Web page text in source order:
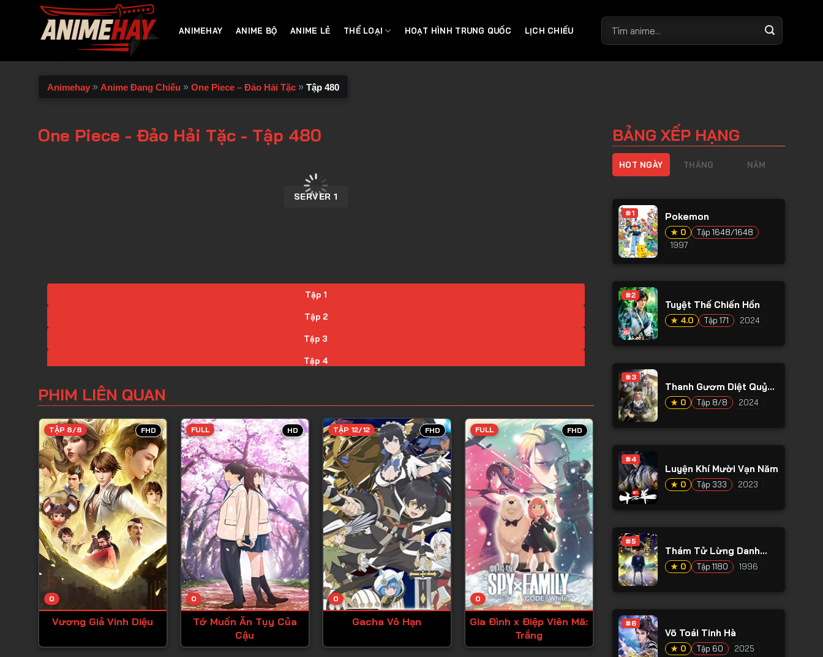
ANIMEHAY ANIME BỘ ANIME LẺ THỂ LOẠI HOẠT HÌNH TRUNG QUỐC LỊCH CHIẾU
Animehay » Anime Đang Chiếu » One Piece – Đảo Hải Tặc » Tập 480
One Piece - Đảo Hải Tặc - Tập 480
SERVER 1
Tập 1
Tập 2
Tập 3
Tập 4
Tập 6
Tập 7
Tập 8
Tập 9
Tập 10
Tập 11
Tập 12
Tập 13
Tập 14
Tập 15
Tập 17
PHIM LIÊN QUAN
FHD
0
TẬP 8/8
Vương Giả Vinh Diệu
HD
0
FULL
Tớ Muốn Ăn Tụy Của
Cậu
FHD
0
TẬP 12/12
Gacha Vô Hạn
FHD
0
FULL
Gia Đình x Điệp Viên Mã:
Trắng
BẢNG XẾP HẠNG
HOT NGÀY THÁNG NĂM
#1 Pokemon
★ 0
Tập 1648/1648
1997
#2
Tuyệt Thế Chiến Hồn
★ 4.0 Tập 171 2024
#3
Thanh Gươm Diệt Quỷ
Phần 4
★ 0 Tập 8/8 2024
#4
Luyện Khí Mười Vạn Năm
★ 0 Tập 333 2023
#5
Thám Tử Lừng Danh
Conan
★ 0 Tập 1180 1996
#6
Võ Toái Tinh Hà
★ 0 Tập 60 2025